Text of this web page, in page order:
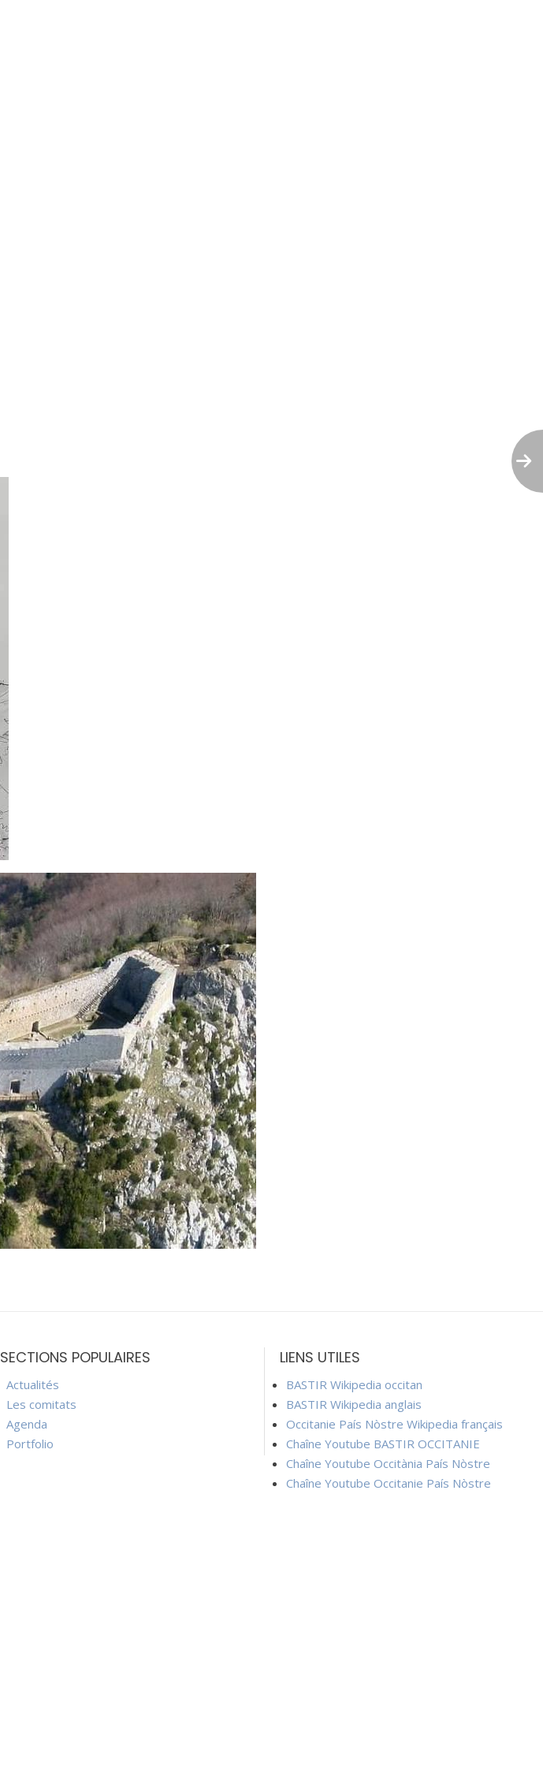
SECTIONS POPULAIRES
Actualités
Les comitats
Agenda
Portfolio
LIENS UTILES
BASTIR Wikipedia occitan
BASTIR Wikipedia anglais
Occitanie País Nòstre Wikipedia français
Chaîne Youtube BASTIR OCCITANIE
Chaîne Youtube Occitània País Nòstre
Chaîne Youtube Occitanie País Nòstre